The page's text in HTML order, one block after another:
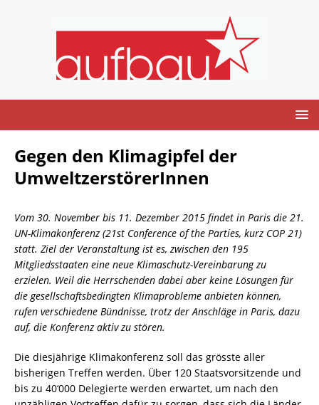
Gegen den Klimagipfel der
UmweltzerstörerInnen
Vom 30. November bis 11. Dezember 2015 findet in Paris die 21.
UN-Klimakonferenz (21st Conference of the Parties, kurz COP 21)
statt. Ziel der Veranstaltung ist es, zwischen den 195
Mitgliedsstaaten eine neue Klimaschutz-Vereinbarung zu
erzielen. Weil die Herrschenden dabei aber keine Lösungen für
die gesellschaftsbedingten Klimaprobleme anbieten können,
rufen verschiedene Bündnisse, trotz der Anschläge in Paris, dazu
auf, die Konferenz aktiv zu stören.
Die diesjährige Klimakonferenz soll das grösste aller
bisherigen Treffen werden. Über 120 Staatsvorsitzende und
bis zu 40‘000 Delegierte werden erwartet, um nach den